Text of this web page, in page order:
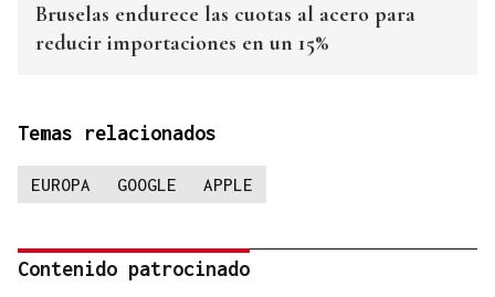
Bruselas endurece las cuotas al acero para
reducir importaciones en un 15%
Temas relacionados
EUROPA GOOGLE APPLE
Contenido patrocinado